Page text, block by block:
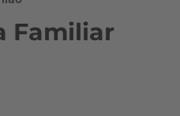
Familiar